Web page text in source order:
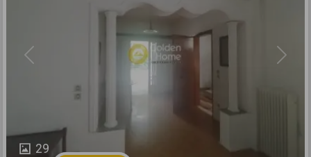
29
Previous Next